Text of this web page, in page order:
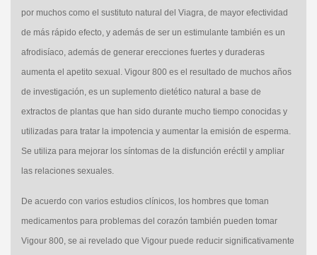
por muchos como el sustituto natural del Viagra, de mayor efectividad
de más rápido efecto, y además de ser un estimulante también es un
afrodisíaco, además de generar erecciones fuertes y duraderas
aumenta el apetito sexual. Vigour 800 es el resultado de muchos años
de investigación, es un suplemento dietético natural a base de
extractos de plantas que han sido durante mucho tiempo conocidas y
utilizadas para tratar la impotencia y aumentar la emisión de esperma.
Se utiliza para mejorar los síntomas de la disfunción eréctil y ampliar
las relaciones sexuales.
De acuerdo con varios estudios clínicos, los hombres que toman
medicamentos para problemas del corazón también pueden tomar
Vigour 800, se ai revelado que Vigour puede reducir significativamente